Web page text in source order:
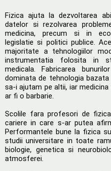
Fizica ajuta la dezvoltarea
datelor si rezolvarea
medicina, precum si in
legislatie si politici publice.
majoritate a tehnologiilor
instrumentatia folosita in
medicala. Fabricarea
dominata de tehnologia
sa-i ajutam pe altii, iar
ar fi o barbarie.
Scolile fara profesori de
cariere in care s-ar putea
Performantele bune la fizica
studii universitare in toate
biologie, genetica si
atmosferei.